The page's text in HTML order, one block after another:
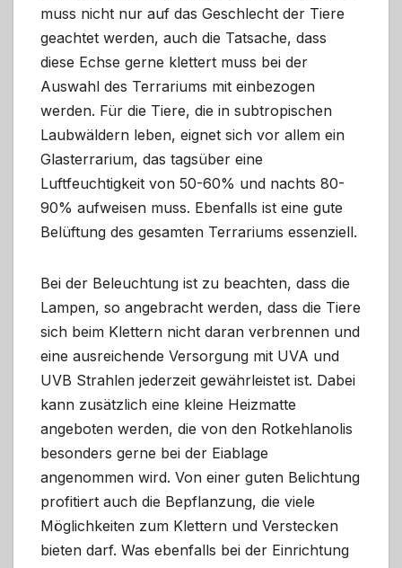
muss nicht nur auf das Geschlecht der Tiere
geachtet werden, auch die Tatsache, dass
diese Echse gerne klettert muss bei der
Auswahl des Terrariums mit einbezogen
werden. Für die Tiere, die in subtropischen
Laubwäldern leben, eignet sich vor allem ein
Glasterrarium, das tagsüber eine
Luftfeuchtigkeit von 50-60% und nachts 80-
90% aufweisen muss. Ebenfalls ist eine gute
Belüftung des gesamten Terrariums essenziell.
Bei der Beleuchtung ist zu beachten, dass die
Lampen, so angebracht werden, dass die Tiere
sich beim Klettern nicht daran verbrennen und
eine ausreichende Versorgung mit UVA und
UVB Strahlen jederzeit gewährleistet ist. Dabei
kann zusätzlich eine kleine Heizmatte
angeboten werden, die von den Rotkehlanolis
besonders gerne bei der Eiablage
angenommen wird. Von einer guten Belichtung
profitiert auch die Bepflanzung, die viele
Möglichkeiten zum Klettern und Verstecken
bieten darf. Was ebenfalls bei der Einrichtung